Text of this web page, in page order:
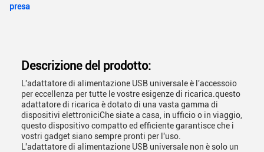
presa
Descrizione del prodotto:
L'adattatore di alimentazione USB universale è l'accessoio
per eccellenza per tutte le vostre esigenze di ricarica.questo
adattatore di ricarica è dotato di una vasta gamma di
dispositivi elettroniciChe siate a casa, in ufficio o in viaggio,
questo dispositivo compatto ed efficiente garantisce che i
vostri gadget siano sempre pronti per l'uso.
L'adattatore di alimentazione USB universale non è solo un